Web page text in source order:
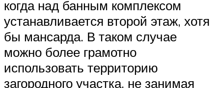
когда над банным комплексом
устанавливается второй этаж, хотя
бы мансарда. В таком случае
можно более грамотно
использовать территорию
загородного участка, не занимая